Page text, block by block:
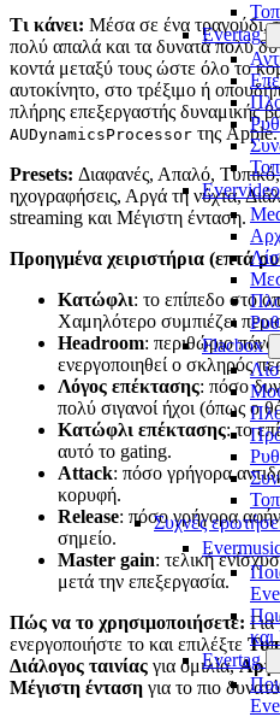
Evertag
Evervideo
Flacbox
Συχνές
Evertag
Τι κάνει: Μέσα σε ένα τραγούδι,
πολύ απαλά και τα δυνατά πολύ
κοντά μεταξύ τους ώστε όλο το
αυτοκίνητο, στο τρέξιμο ή
πλήρης επεξεργαστής δυναμικής
AUDynamicsProcessor της Apple.
Presets: Διαφανές, Απαλό,
ηχογραφήσεις, Αργά τη νύχτα,
streaming και Μέγιστη ένταση.
Προηγμένα χειριστήρια (επτά
Κατώφλι: το επίπεδο στο
Χαμηλότερο συμπιέζει
Headroom: περιθώριο
ενεργοποιηθεί ο σκληρός
Λόγος επέκτασης: πόσο
πολύ σιγανοί ήχοι (όπως ο
Κατώφλι επέκτασης: το
αυτό το gating.
Attack: πόσο γρήγορα
κορυφή.
Release: πόσο γρήγορα
σημείο.
Master gain: τελική
μετά την επεξεργασία.
Πώς να το χρησιμοποιήσετε: Για
ενεργοποιήστε το και επιλέξτε
Διάλογος ταινίας για ομιλία,
Μέγιστη ένταση για το πιο